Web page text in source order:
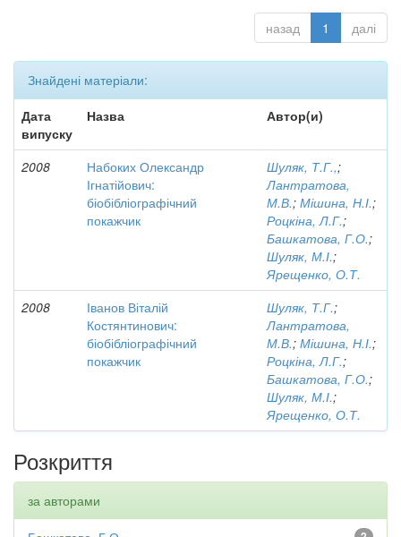
назад 1 далі
Знайдені матеріали:
Дата
випуску
Назва Автор(и)
2008
Набоких Олександр
Ігнатійович:
біобібліографічний
покажчик
Шуляк, Т.Г.,;
Лантратова,
М.В.; Мішина, Н.І.;
Роцкіна, Л.Г.;
Башкатова, Г.О.;
Шуляк, М.І.;
Ярещенко, О.Т.
2008
Іванов Віталій
Костянтинович:
біобібліографічний
покажчик
Шуляк, Т.Г.;
Лантратова,
М.В.; Мішина, Н.І.;
Роцкіна, Л.Г.;
Башкатова, Г.О.;
Шуляк, М.І.;
Ярещенко, О.Т.
Розкриття
за авторами